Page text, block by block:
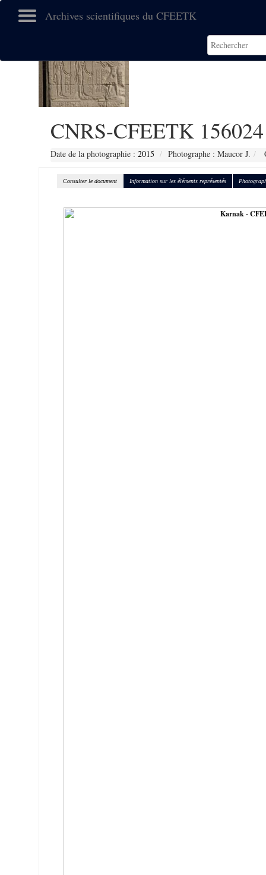
Archives scientifiques du CFEETK
CNRS-CFEETK 156024
Date de la photographie : 2015 Photographe : Maucor J.
Consulter le document Information sur les éléments représentés